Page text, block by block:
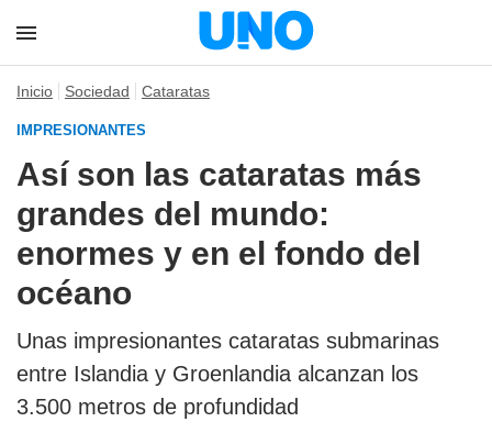
Inicio Sociedad Cataratas
IMPRESIONANTES
Así son las cataratas más
grandes del mundo:
enormes y en el fondo del
océano
Unas impresionantes cataratas submarinas
entre Islandia y Groenlandia alcanzan los
3.500 metros de profundidad